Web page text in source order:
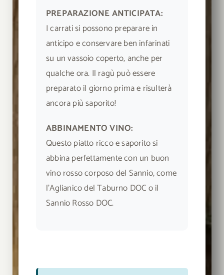
PREPARAZIONE ANTICIPATA:
I carrati si possono preparare in
anticipo e conservare ben infarinati
su un vassoio coperto, anche per
qualche ora. Il ragù può essere
preparato il giorno prima e risulterà
ancora più saporito!
ABBINAMENTO VINO:
Questo piatto ricco e saporito si
abbina perfettamente con un buon
vino rosso corposo del Sannio, come
l’Aglianico del Taburno DOC o il
Sannio Rosso DOC.